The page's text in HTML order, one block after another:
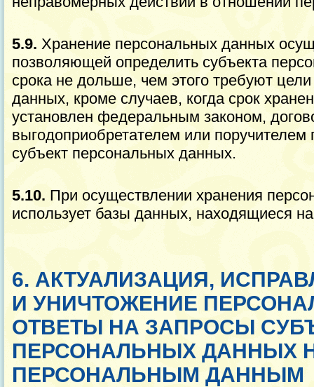
5.9. Хранение персональных данных
позволяющей определить субъекта
срока не дольше, чем этого требуют
данных, кроме случаев, когда срок
установлен федеральным законом,
выгодоприобретателем или поручителем
субъект персональных данных.
5.10. При осуществлении хранения
использует базы данных, находящиеся
6. АКТУАЛИЗАЦИЯ,
И УНИЧТОЖЕНИЕ
ОТВЕТЫ НА ЗАПРОСЫ
ПЕРСОНАЛЬНЫХ ДАННЫХ
ПЕРСОНАЛЬНЫМ ДАННЫМ